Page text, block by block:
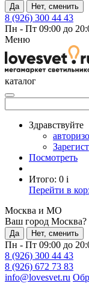
Да Нет, сменить
8 (926) 300 44 43
Пн - Пт 09:00 до
Меню
каталог
Здравствуйте
Посмотреть
Итого: 0 i
Перейти в
Москва и МО
Ваш город Москва?
Да Нет, сменить
Пн - Пт 09:00 до
8 (926) 300 44 43
8 (926) 672 73 83
info@lovesvet.ru